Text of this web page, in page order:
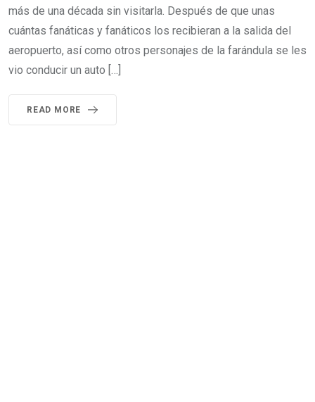
más de una década sin visitarla. Después de que unas
cuántas fanáticas y fanáticos los recibieran a la salida del
aeropuerto, así como otros personajes de la farándula se les
vio conducir un auto […]
READ MORE